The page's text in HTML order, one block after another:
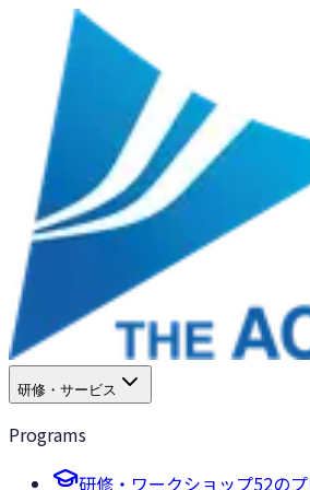
研修・サービス
Programs
研修・ワークショップ52の